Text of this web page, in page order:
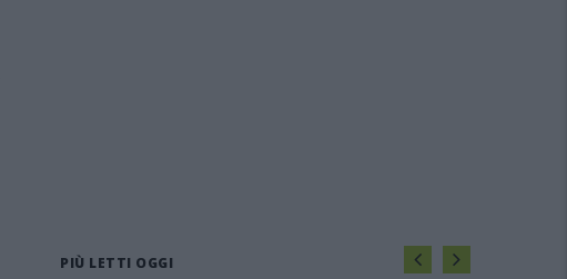
PIÙ LETTI OGGI